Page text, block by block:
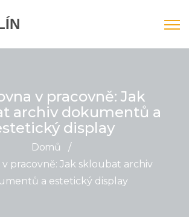
v pracovně: Jak
archiv dokumentů a
display
Domů
/
v pracovně: Jak skloubat archiv
a estetický display